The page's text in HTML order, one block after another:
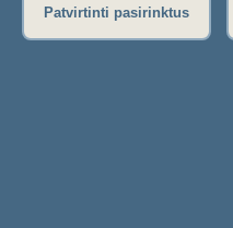
Patvirtinti pasirinktus2026-06-
Seimo